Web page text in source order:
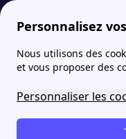
Personnalisez
Nous utilisons des
et vous proposer des
Personnaliser les
papernest Fournisseurs
Que
Leclerc